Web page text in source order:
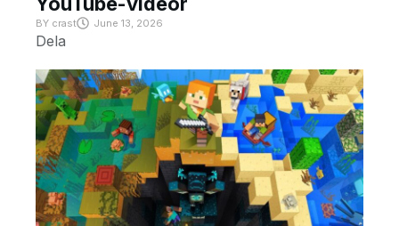
BY crast June 13, 2026
Dela